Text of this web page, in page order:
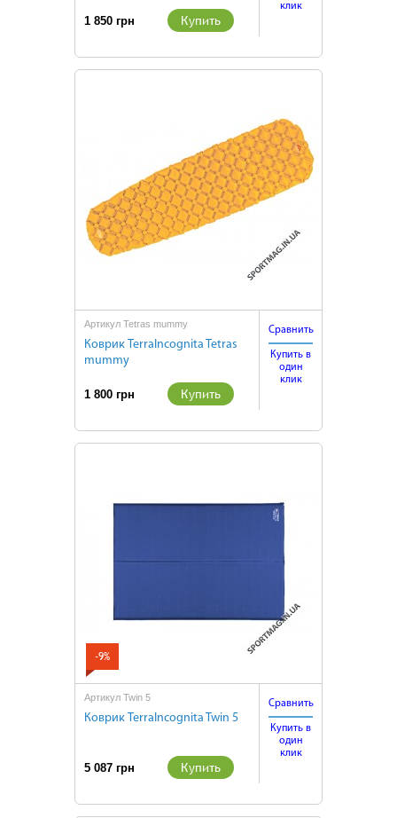
1 850 грн Купить
клик
Артикул Tetras mummy
Коврик TerraIncognita Tetras
mummy
1 800 грн Купить
Сравнить
Купить в
один
клик
-9%
Артикул Twin 5
Коврик TerraIncognita Twin 5
5 087 грн Купить
Сравнить
Купить в
один
клик